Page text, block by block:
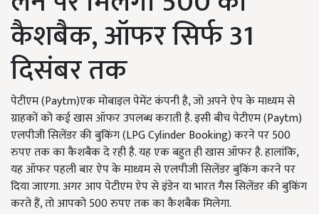
कैशबैक, ऑफर सिर्फ 31
दिसंबर तक
पेटीएम (Paytm)एक मोबाइल पेमेंट कंपनी है, जो अपने ऐप के माध्यम से
ग्राहकों को कई खास ऑफर उपलब्ध कराती है. इसी बीच पेटीएम (Paytm)
एलपीजी सिलेंडर की बुकिंग (LPG Cylinder Booking) करने पर 500
रुपए तक का कैशबैक दे रही है. यह एक बहुत ही खास ऑफर है. हालांकि,
यह ऑफर पहली बार ऐप के माध्यम से एलपीजी सिलेंडर बुकिंग करने पर
दिया जाएगा. अगर आप पेटीएम ऐप से इंडेन या भारत गैस सिलेंडर की बुकिंग
करते हैं, तो आपको 500 रुपए तक का कैशबैक मिलेगा.